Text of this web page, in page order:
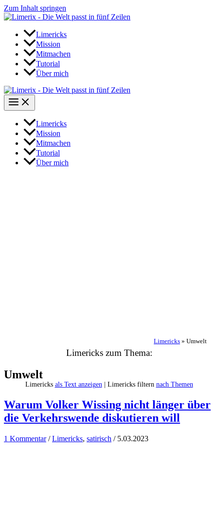
Zum Inhalt springen
Limericks
Mission
Mitmachen
Tutorial
Über mich
Limericks
Mission
Mitmachen
Tutorial
Über mich
Limericks » Umwelt
Limericks zum Thema:
Umwelt
Limericks als Text anzeigen| Limericks filtern nach Themen
Warum Volker Wissing nicht länger über
die Verkehrswende diskutieren will
1 Kommentar /Limericks, satirisch / 5.03.2023